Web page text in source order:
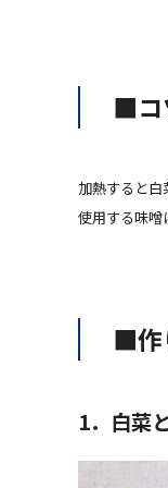
■コ
加熱すると白
使用する味噌
■作
1．白菜